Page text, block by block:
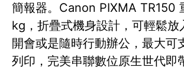
簡報器。Canon PIXMA TR150
kg，折疊式機身設計，可輕鬆放
開會或是隨時行動辦公，最大可
列印，完美串聯數位原生世代即